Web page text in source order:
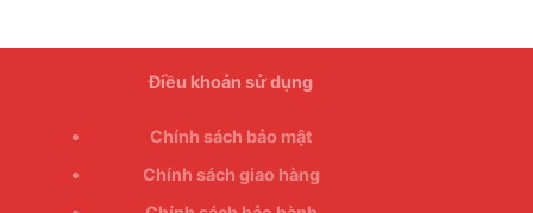
Điều khoản sử dụng
Chính sách bảo mật
Chính sách giao hàng